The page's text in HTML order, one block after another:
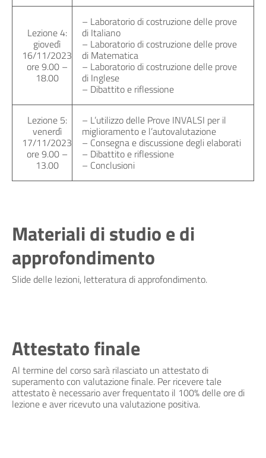
Lezione 4:
giovedì
16/11/2023
ore 9.00 –
18.00
– Laboratorio di costruzione delle prove
di Italiano
– Laboratorio di costruzione delle prove
di Matematica
– Laboratorio di costruzione delle prove
di Inglese
– Dibattito e riflessione
Lezione 5:
venerdì
17/11/2023
ore 9.00 –
13.00
– L’utilizzo delle Prove INVALSI per il
miglioramento e l’autovalutazione
– Consegna e discussione degli elaborati
– Dibattito e riflessione
– Conclusioni
Materiali di studio e di
approfondimento
Slide delle lezioni, letteratura di approfondimento.
Attestato finale
Al termine del corso sarà rilasciato un attestato di
superamento con valutazione finale. Per ricevere tale
attestato è necessario aver frequentato il 100% delle ore di
lezione e aver ricevuto una valutazione positiva.